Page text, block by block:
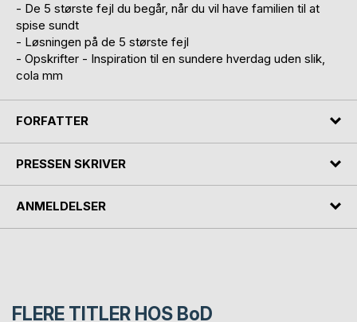
- De 5 største fejl du begår, når du vil have familien til at
spise sundt
- Løsningen på de 5 største fejl
- Opskrifter - Inspiration til en sundere hverdag uden slik,
cola mm
FORFATTER
PRESSEN SKRIVER
ANMELDELSER
FLERE TITLER HOS BoD